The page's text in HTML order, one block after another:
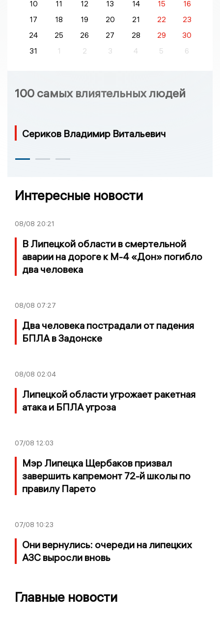
10 11 12 13 14 15
16
17
18 19 20 21 22
23
24
25 26 27 28 29
30
31
1 2 3 4 5 6
100 самых влиятельных людей
Сериков Владимир Витальевич
Интересные новости
08/08 20:21
В Липецкой области в смертельной
аварии на дороге к М-4 «Дон» погибло
два человека
08/08 07:27
Два человека пострадали от падения
БПЛА в Задонске
08/08 02:04
Липецкой области угрожает ракетная
атака и БПЛА угроза
07/08 12:03
Мэр Липецка Щербаков призвал
завершить капремонт 72-й школы по
правилу Парето
07/08 10:23
Они вернулись: очереди на липецких
АЗС выросли вновь
Главные новости